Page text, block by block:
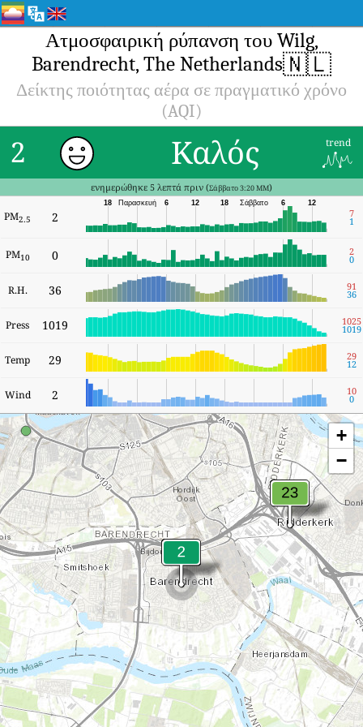
Ατμοσφαιρική ρύπανση του Wilg,
Barendrecht, The Netherlands🇳🇱
Δείκτης ποιότητας αέρα σε πραγματικό χρόνο
(AQI)
2 Καλός trend
ενημερώθηκε 5 λεπτά πριν (Σάββατο 3:20 ΜΜ)
PM2.5 2
12
6
Σάββατο
18
12
6
Παρασκευή
18
7
1
PM10 0 2
0
R.H. 36 91
36
Press 1019 1025
1019
Temp 29 29
12
Wind 2 10
0
+
−